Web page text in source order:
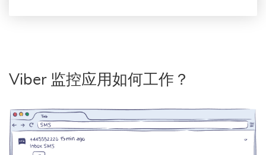
Viber 监控应用如何工作？